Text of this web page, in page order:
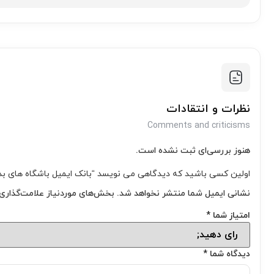
نظرات و انتقادات
Comments and criticisms
هنوز بررسی‌ای ثبت نشده است.
اولین کسی باشید که دیدگاهی می نویسد “بانک ایمیل باشگاه های
نشانی ایمیل شما منتشر نخواهد شد. بخش‌های موردنیاز
امتیاز شما *
دیدگاه شما *